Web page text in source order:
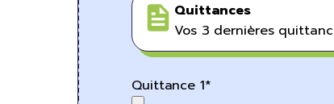
Quittances
Vos 3 dernières
Quittance 1*